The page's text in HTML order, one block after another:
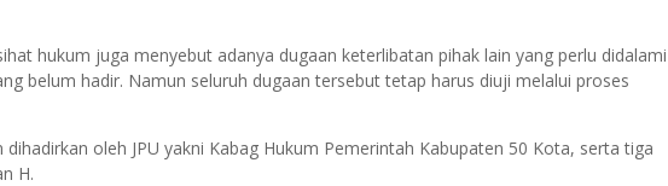
hukum juga menyebut adanya dugaan keterlibatan pihak lain yang perlu didalami
belum hadir. Namun seluruh dugaan tersebut tetap harus diuji melalui proses
oleh JPU yakni Kabag Hukum Pemerintah Kabupaten 50 Kota, serta tiga
H.